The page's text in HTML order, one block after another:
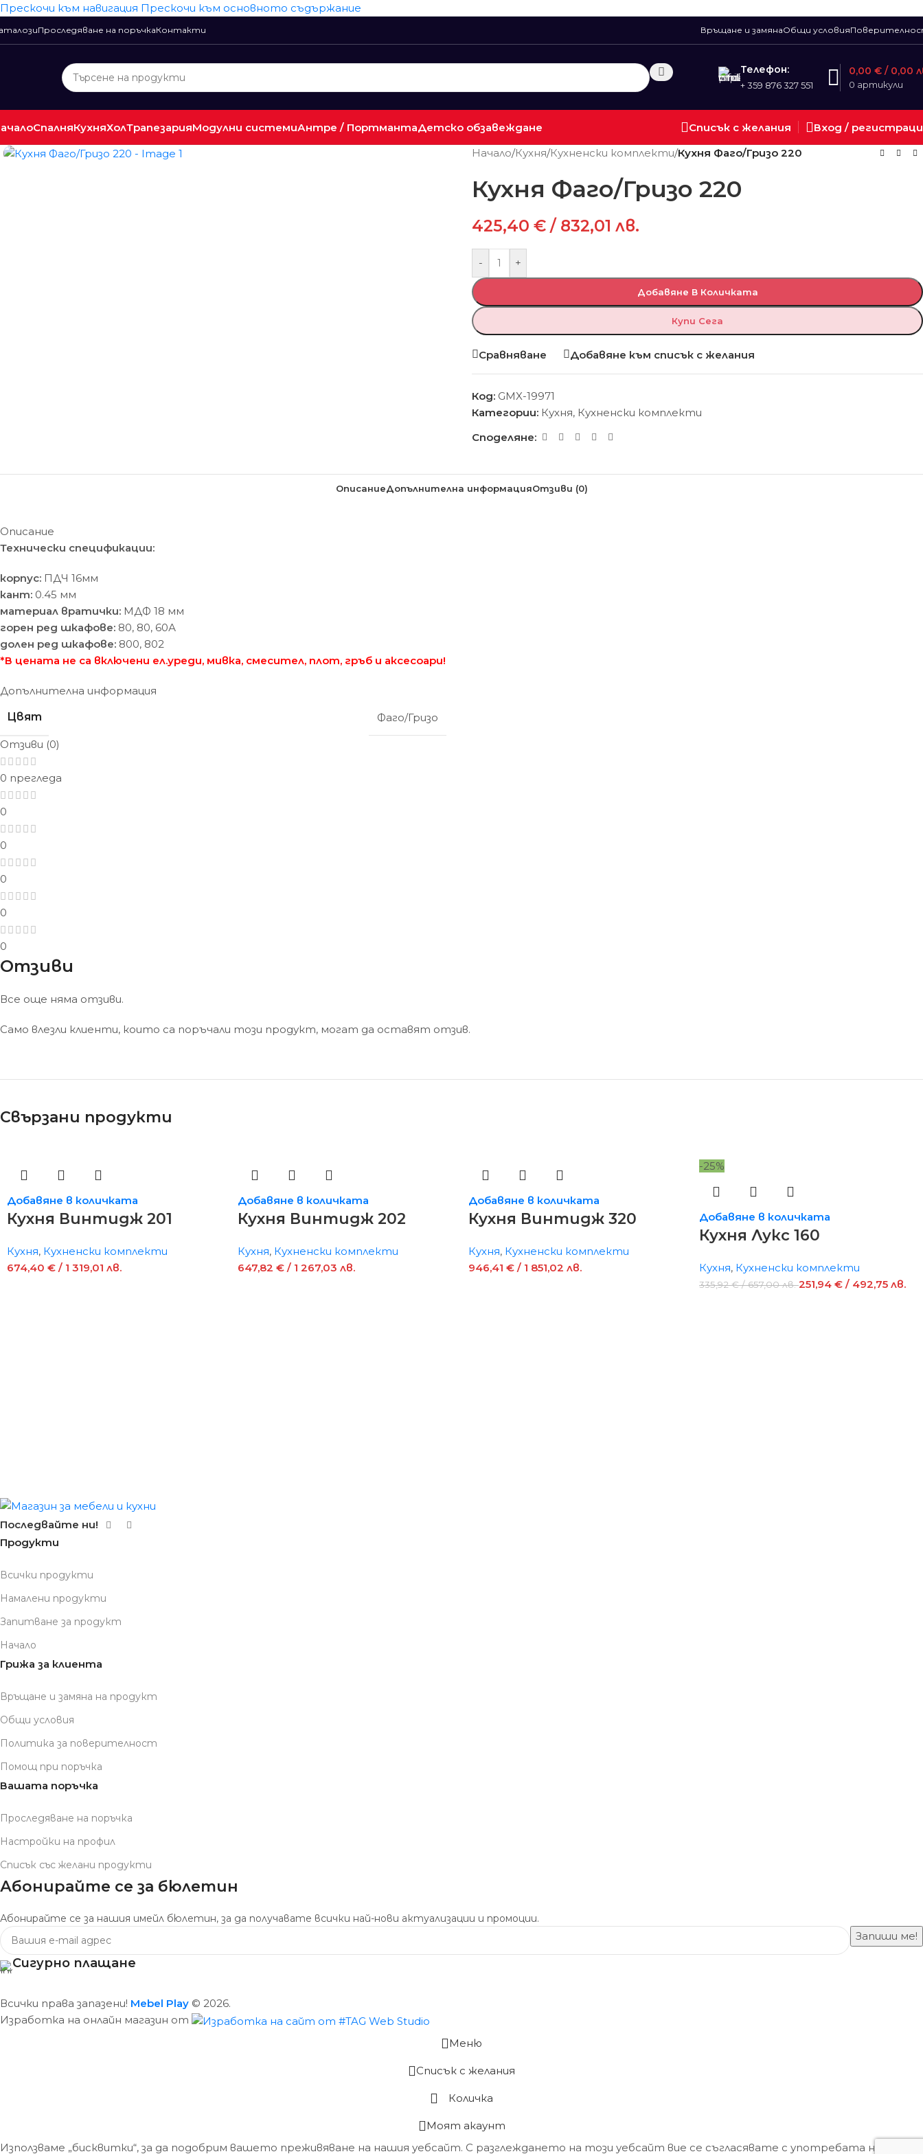
Прескочи към навигация Прескочи към основното съдържание
Проследяване на поръчкаКонтакти Връщане и замянаОбщи условия
Телефон:
+ 359 876 327 551 0 артикули
0,00 € / 0,00
СпалняКухняХолТрапезарияМодулни системиАнтре / ПортмантаДетско обзавеждане Списък с желания
Вход /
Начало/Кухня/Кухненски комплекти/Кухня Фаго/Гризо 220
Кухня Фаго/Гризо 220
425,40 € / 832,01 лв.
- +
Добавяне В Количката
Купи Сега
Сравняване Добавяне към списък с желания
Код: GMX-19971
Категории: Кухня, Кухненски комплекти
Споделяне:
ОписаниеДопълнителна информацияОтзиви (0)
Описание
Технически спецификации:
корпус: ПДЧ 16мм
кант: 0.45 мм
материал вратички: МДФ 18 мм
горен ред шкафове: 80, 80, 60А
долен ред шкафове: 800, 802
*В цената не са включени ел.уреди, мивка, смесител, плот, гръб и аксесоари!
Допълнителна информация
Цвят
Фаго/Гризо
Отзиви (0)
0 прегледа
0
0
0
0
0
Отзиви
Все още няма отзиви.
Само влезли клиенти, които са поръчали този продукт, могат да оставят отзив.
Свързани продукти
Добавяне в количката
Кухня Винтидж 201
Кухня, Кухненски комплекти
674,40 € / 1 319,01 лв.
Добавяне в количката
Кухня Винтидж 202
Кухня, Кухненски комплекти
647,82 € / 1 267,03 лв.
Добавяне в количката
Кухня Винтидж 320
Кухня, Кухненски комплекти
946,41 € / 1 851,02 лв.
-25%
Добавяне в количката
Кухня Лукс 160
Кухня, Кухненски комплекти
335,92€/ 657,00 лв.251,94 € / 492,75 лв.
Последвайте ни!
Продукти
Всички продукти
Намалени продукти
Запитване за продукт
Начало
Грижа за клиента
Връщане и замяна на продукт
Общи условия
Политика за поверителност
Помощ при поръчка
Вашата поръчка
Проследяване на поръчка
Настройки на профил
Списък със желани продукти
Абонирайте се за бюлетин
Абонирайте се за нашия имейл бюлетин, за да получавате всички най-нови актуализации и промоции.
Сигурно плащане
Всички права запазени! Mebel Play © 2026.
Изработка на онлайн магазин от
Меню
Списък с желания
Количка
Моят акаунт
Използваме „бисквитки“, за да подобрим вашето преживяване на нашия уебсайт. С разглеждането на този уебсайт вие се съгласявате с употребата на